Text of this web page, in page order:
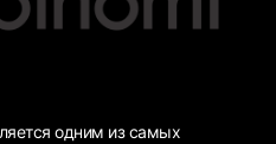
одним из самых